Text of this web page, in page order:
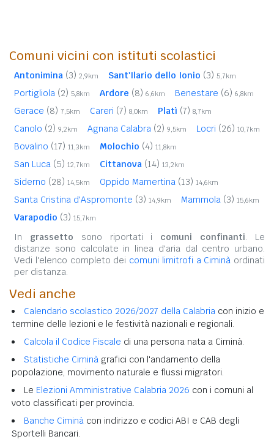
Comuni vicini con istituti scolastici
Antonimina (3) 2,9km Sant'Ilario dello Ionio (3) 5,7km
Portigliola (2) 5,8km Ardore (8) 6,6km Benestare (6) 6,8km
Gerace (8) 7,5km Careri (7) 8,0km Platì (7) 8,7km
Canolo (2) 9,2km Agnana Calabra (2) 9,5km Locri (26) 10,7km
Bovalino (17) 11,3km Molochio (4) 11,8km
San Luca (5) 12,7km Cittanova (14) 13,2km
Siderno (28) 14,5km Oppido Mamertina (13) 14,6km
Santa Cristina d'Aspromonte (3) 14,9km Mammola (3) 15,6km
Varapodio (3) 15,7km
In grassetto sono riportati i comuni confinanti. Le
distanze sono calcolate in linea d'aria dal centro urbano.
Vedi l'elenco completo dei comuni limitrofi a Ciminà ordinati
per distanza.
Vedi anche
Calendario scolastico 2026/2027 della Calabria con inizio e
termine delle lezioni e le festività nazionali e regionali.
Calcola il Codice Fiscale di una persona nata a Ciminà.
Statistiche Ciminà grafici con l'andamento della
popolazione, movimento naturale e flussi migratori.
Le Elezioni Amministrative Calabria 2026 con i comuni al
voto classificati per provincia.
Banche Ciminà con indirizzo e codici ABI e CAB degli
Sportelli Bancari.